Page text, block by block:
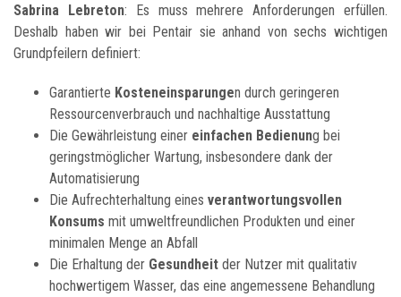
Sabrina Lebreton: Es muss mehrere Anforderungen erfüllen.
Deshalb haben wir bei Pentair sie anhand von sechs wichtigen
Grundpfeilern definiert:
Garantierte Kosteneinsparungen durch geringeren
Ressourcenverbrauch und nachhaltige Ausstattung
Die Gewährleistung einer einfachen Bedienung bei
geringstmöglicher Wartung, insbesondere dank der
Automatisierung
Die Aufrechterhaltung eines verantwortungsvollen
Konsums mit umweltfreundlichen Produkten und einer
minimalen Menge an Abfall
Die Erhaltung der Gesundheit der Nutzer mit qualitativ
hochwertigem Wasser, das eine angemessene Behandlung